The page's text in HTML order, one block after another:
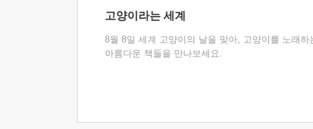
고양이라는 세계
8월 8일 세계 고양이의 날을 맞아, 고양이를 노래하
아름다운 책들을 만나보세요.